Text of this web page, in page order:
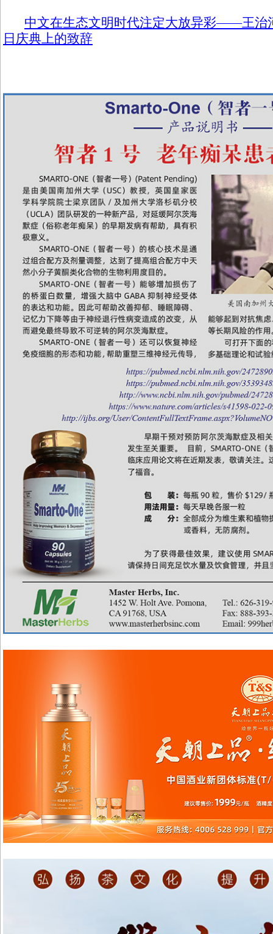
中文在生态文明时代注定大放异彩——王治
日庆典上的致辞